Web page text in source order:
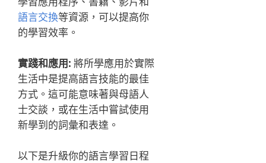
語言交換等資源，可以提高你
的學習效率。
實踐和應用: 將所學應用於實際
生活中是提高語言技能的最佳
方式。這可能意味著與母語人
士交談，或在生活中嘗試使用
新學到的詞彙和表達。
以下是升級你的語言學習日程